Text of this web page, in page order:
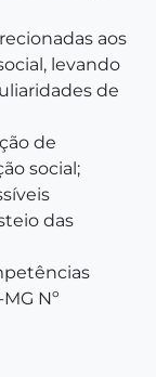
aos
levando
de
de
social;
das
Nº